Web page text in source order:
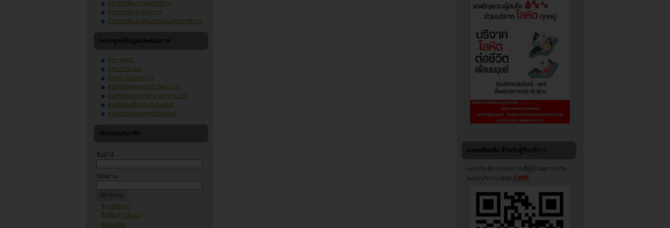
กิจกรรมพัฒนาระบบบริการ
กิจกรรมพัฒนาบุคลากร
กิจกรรมพัฒนาคุณภาพและบริหารจัดการ
ระบบศูนย์ข้อมูลและคุณภาพ
Hos-WAIS
HHC ONLINE
DHDC ONLINE v.2
ศูนย์ข้อมูลคุณภาพโรงพยาบาล
ศูนย์ข้อมูลการวิจัย นวตกรรม CQI
ศูนย์ข้อมูลสื่อประชาสัมพันธ์
ศูนย์รับเรื่องร้องทุกข์ร้องเรียน
เข้าระบบสมาชิก
ชื่อผู้ใช้
รหัสผ่าน
ลืมรหัสผ่าน?
ลืมชื่อเข้าใช้งาน?
ลงทะเบียน
แอพพลิเคชั่น สำหรับผู้รับบริการ
ระบบรับฟังประสบการณืผู้ป่วยสู่การปรับ
ระบบบริการ (สรพ.)ได้ที่นี่